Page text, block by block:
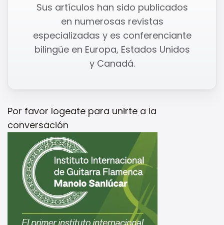
Sus artículos han sido publicados
en numerosas revistas
especializadas y es conferenciante
bilingüe en Europa, Estados Unidos
y Canadá.
Por favor logeate para unirte a la
conversación